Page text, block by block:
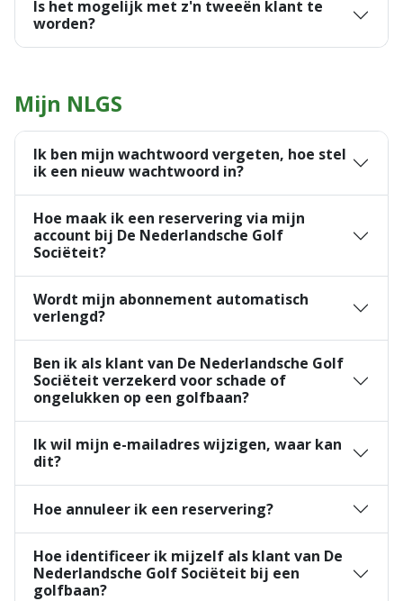
Is het mogelijk met z'n tweeën klant te
worden?
Mijn NLGS
Ik ben mijn wachtwoord vergeten, hoe stel
ik een nieuw wachtwoord in?
Hoe maak ik een reservering via mijn
account bij De Nederlandsche Golf
Sociëteit?
Wordt mijn abonnement automatisch
verlengd?
Ben ik als klant van De Nederlandsche Golf
Sociëteit verzekerd voor schade of
ongelukken op een golfbaan?
Ik wil mijn e-mailadres wijzigen, waar kan
dit?
Hoe annuleer ik een reservering?
Hoe identificeer ik mijzelf als klant van De
Nederlandsche Golf Sociëteit bij een
golfbaan?